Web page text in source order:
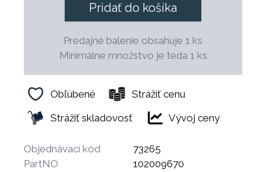
Pridať do košíka
Predajné balenie obsahuje 1 ks
Minimálne množstvo je teda 1 ks
Obľúbené
Strážiť cenu
Strážiť skladovosť
Vývoj ceny
Objednávací kód
73265
PartNO
102009670